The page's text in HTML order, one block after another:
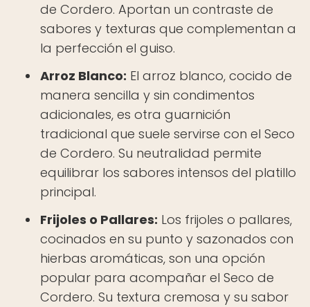
de Cordero. Aportan un contraste de
sabores y texturas que complementan a
la perfección el guiso.
Arroz Blanco: El arroz blanco, cocido de
manera sencilla y sin condimentos
adicionales, es otra guarnición
tradicional que suele servirse con el Seco
de Cordero. Su neutralidad permite
equilibrar los sabores intensos del platillo
principal.
Frijoles o Pallares: Los frijoles o pallares,
cocinados en su punto y sazonados con
hierbas aromáticas, son una opción
popular para acompañar el Seco de
Cordero. Su textura cremosa y su sabor